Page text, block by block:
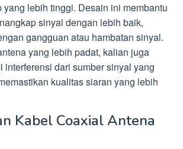
yang lebih tinggi. Desain ini membantu
sinyal dengan lebih baik,
gangguan atau hambatan sinyal.
yang lebih padat, kalian juga
interferensi dari sumber sinyal yang
kualitas siaran yang lebih
Kabel Coaxial Antena